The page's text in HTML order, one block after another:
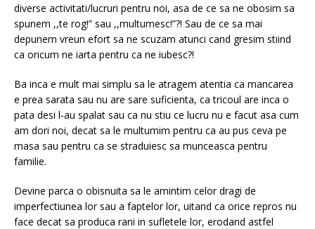
diverse activitati/lucruri pentru noi, asa de ce sa ne obosim sa
spunem ,,te rog!” sau ,,multumesc!”?! Sau de ce sa mai
depunem vreun efort sa ne scuzam atunci cand gresim stiind
ca oricum ne iarta pentru ca ne iubesc?!
Ba inca e mult mai simplu sa le atragem atentia ca mancarea
e prea sarata sau nu are sare suficienta, ca tricoul are inca o
pata desi l-au spalat sau ca nu stiu ce lucru nu e facut asa cum
am dori noi, decat sa le multumim pentru ca au pus ceva pe
masa sau pentru ca se straduiesc sa munceasca pentru
familie.
Devine parca o obisnuita sa le amintim celor dragi de
imperfectiunea lor sau a faptelor lor, uitand ca orice repros nu
face decat sa produca rani in sufletele lor, erodand astfel